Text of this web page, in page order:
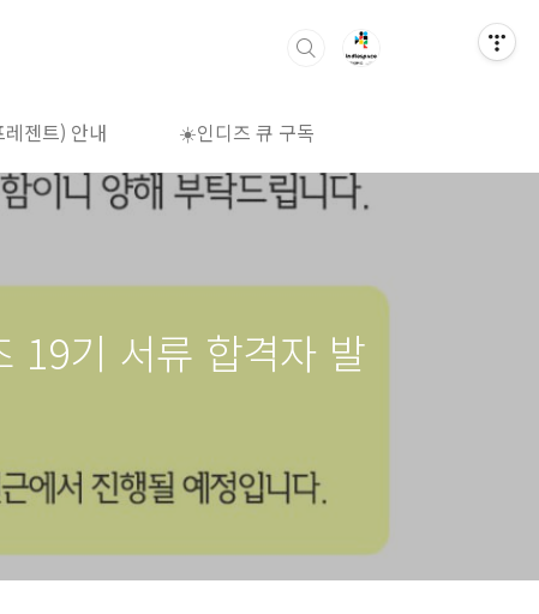
젠트) 안내 ☀️인디즈 큐 구독
19기 서류 합격자 발